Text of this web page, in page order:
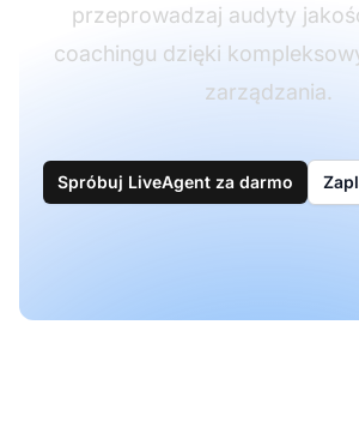
przeprowadzaj audyty
coachingu dzięki
zarządzania.
Spróbuj LiveAgent za darmo